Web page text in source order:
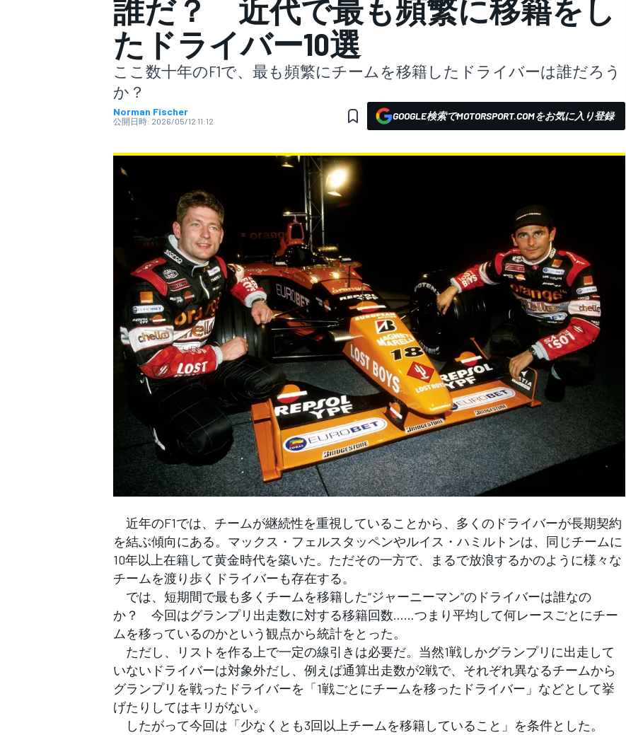
スーパーフォーミュラ
スーパーGT
フォーミュラE
誰だ？ 近代で最も頻繁に移籍をし
たドライバー10選
ここ数十年のF1で、最も頻繁にチームを移籍したドライバーは誰だろう
か？
Norman Fischer
公開日時: 2026/05/12 11:12 GOOGLE検索でMOTORSPORT.COMをお気に入り登録
近年のF1では、チームが継続性を重視していることから、多くのドライバーが長期契約
を結ぶ傾向にある。マックス・フェルスタッペンやルイス・ハミルトンは、同じチームに
10年以上在籍して黄金時代を築いた。ただその一方で、まるで放浪するかのように様々な
チームを渡り歩くドライバーも存在する。
では、短期間で最も多くチームを移籍した“ジャーニーマン”のドライバーは誰なの
か？ 今回はグランプリ出走数に対する移籍回数……つまり平均して何レースごとにチー
ムを移っているのかという観点から統計をとった。
ただし、リストを作る上で一定の線引きは必要だ。当然1戦しかグランプリに出走して
いないドライバーは対象外だし、例えば通算出走数が2戦で、それぞれ異なるチームから
グランプリを戦ったドライバーを「1戦ごとにチームを移ったドライバー」などとして挙
げたりしてはキリがない。
したがって今回は「少なくとも3回以上チームを移籍していること」を条件とした。